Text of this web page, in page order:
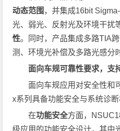
动态范围 ，并集成16bit
光、弱光、反射光及环境干扰
性。同时，产品集成多路TIA
测、环境光补偿及多路光感分
面向车规可靠性要求，支
面向车规应用对安全性和
x系列具备功能安全与系统诊断
在功能安全方面，
级应用的功能安全设计，其中